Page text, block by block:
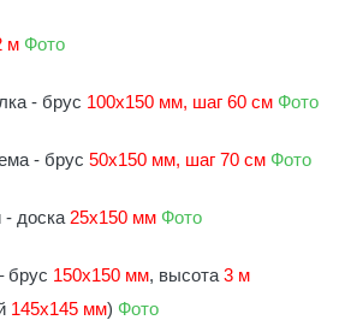
м Фото
- брус 100х150 мм, шаг 60 см Фото
- брус 50х150 мм, шаг 70 см Фото
доска 25х150 мм Фото
брус 150х150 мм, высота 3 м
145х145 мм) Фото